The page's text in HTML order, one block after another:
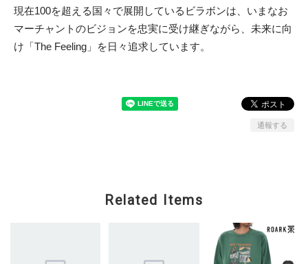
現在100を超える国々で展開しているビラボンは、いまなお
マーチャントのビジョンを忠実に受け継ぎながら、未来に向
け「The Feeling」を日々追求しています。
通報する
Related Items